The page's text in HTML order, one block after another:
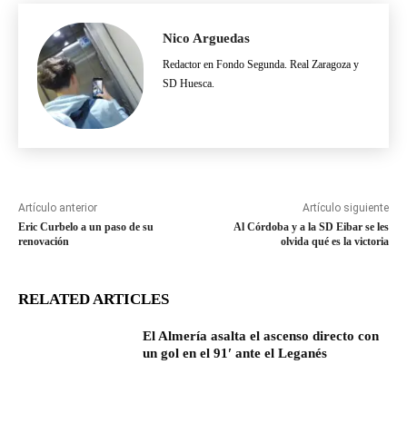
Nico Arguedas
Redactor en Fondo Segunda. Real Zaragoza y
SD Huesca.
Artículo anterior
Eric Curbelo a un paso de su
renovación
Artículo siguiente
Al Córdoba y a la SD Eibar se les
olvida qué es la victoria
RELATED ARTICLES
El Almería asalta el ascenso directo con
un gol en el 91′ ante el Leganés